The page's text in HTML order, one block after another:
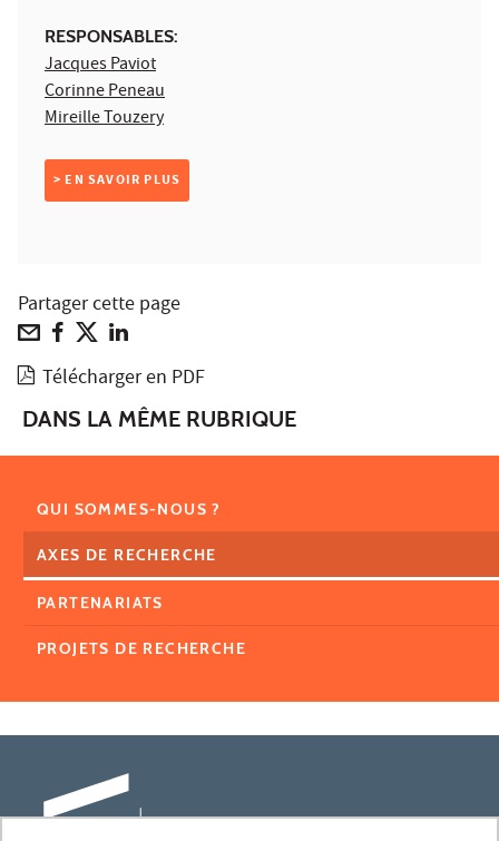
RESPONSABLES:
Jacques Paviot
Corinne Peneau
Mireille Touzery
> EN SAVOIR PLUS
Partager cette page
Télécharger en PDF
DANS LA MÊME RUBRIQUE
QUI SOMMES-NOUS ?
AXES DE RECHERCHE
PARTENARIATS
PROJETS DE RECHERCHE